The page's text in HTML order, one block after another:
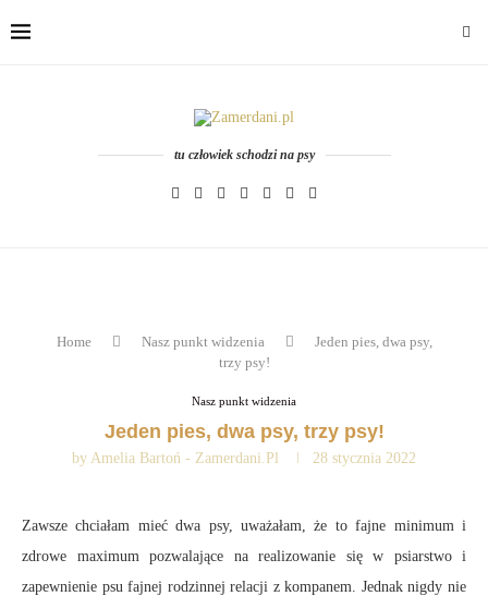
tu człowiek schodzi na psy
Home Nasz punkt widzenia
Jeden pies, dwa psy,
trzy psy!
Nasz punkt widzenia
Jeden pies, dwa psy, trzy psy!
by Amelia Bartoń - Zamerdani.pl 28 stycznia 2022
Zawsze chciałam mieć dwa psy, uważałam, że to fajne minimum i
zdrowe maximum pozwalające na realizowanie się w psiarstwo i
zapewnienie psu fajnej rodzinnej relacji z kompanem. Jednak nigdy nie